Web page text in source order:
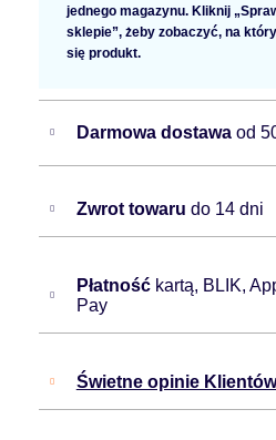
jednego magazynu. Kliknij
sklepie”, żeby zobaczyć, na
się produkt.
Darmowa dostawa od
Zwrot towaru do 14 dni
Płatność kartą, BLIK,
Pay
Świetne opinie Klientów